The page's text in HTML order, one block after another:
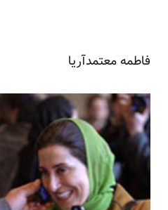
فاطمه معتمدآریا